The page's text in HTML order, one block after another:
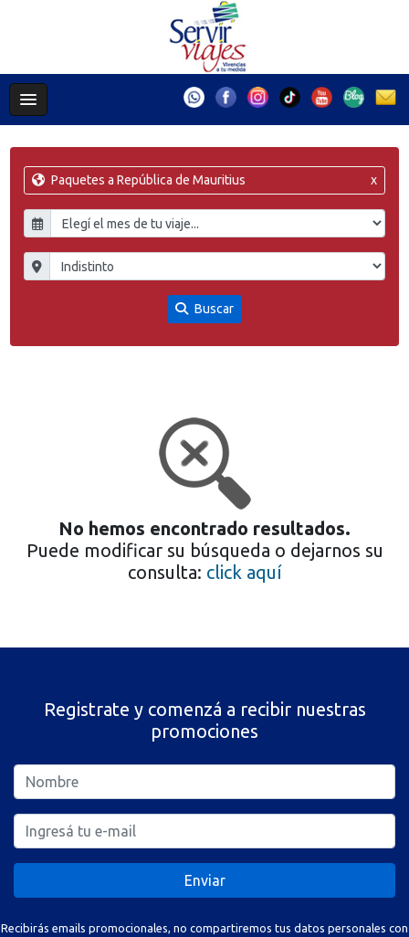
Paquetes a República de Mauritius x
Buscar
No hemos encontrado resultados.
Puede modificar su búsqueda o dejarnos su
consulta: click aquí
Registrate y comenzá a recibir nuestras
promociones
Enviar
Recibirás emails promocionales, no compartiremos tus datos personales con